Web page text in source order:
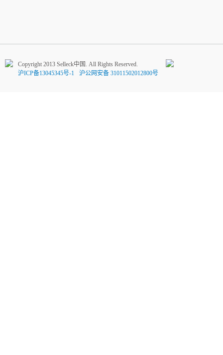
Copyright 2013 Selleck中国. All Rights Reserved.
沪ICP备13045345号-1
沪公网安备 31011502012800号